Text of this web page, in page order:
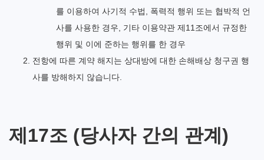
를 이용하여 사기적 수법, 폭력적 행위 또는 협박적 언
사를 사용한 경우, 기타 이용약관 제11조에서 규정한
행위 및 이에 준하는 행위를 한 경우
전항에 따른 계약 해지는 상대방에 대한 손해배상 청구권 행
사를 방해하지 않습니다.
제17조 (당사자 간의 관계)